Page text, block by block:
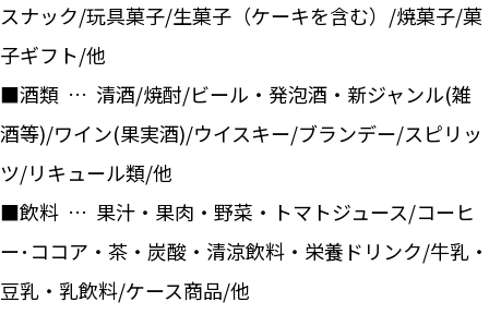
スナック/玩具菓子/生菓子（ケーキを含む）/焼菓子/菓
子ギフト/他
■酒類 … 清酒/焼酎/ビール・発泡酒・新ジャンル(雑
酒等)/ワイン(果実酒)/ウイスキー/ブランデー/スピリッ
ツ/リキュール類/他
■飲料 … 果汁・果肉・野菜・トマトジュース/コーヒ
ー･ココア・茶・炭酸・清涼飲料・栄養ドリンク/牛乳・
豆乳・乳飲料/ケース商品/他